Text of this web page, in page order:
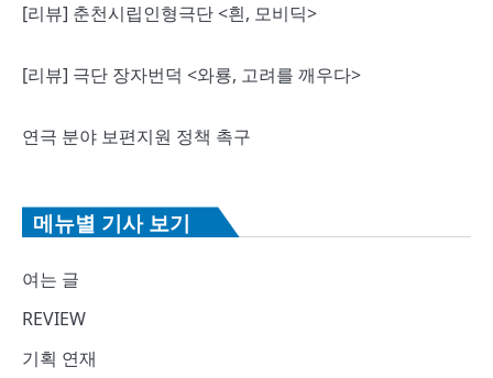
[리뷰] 춘천시립인형극단 <흰, 모비딕>
[리뷰] 극단 장자번덕 <와룡, 고려를 깨우다>
연극 분야 보편지원 정책 촉구
메뉴별 기사 보기
여는 글
REVIEW
기획 연재